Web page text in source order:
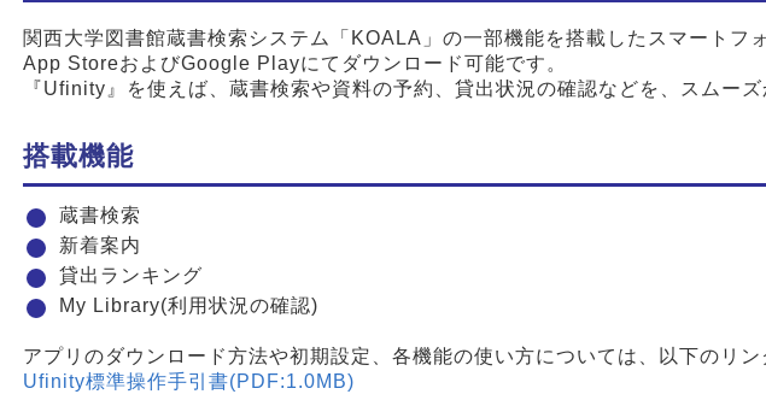
関西大学図書館蔵書検索システム「KOALA」の一部機能を搭載したスマートフ
App StoreおよびGoogle Playにてダウンロード可能です。
『Ufinity』を使えば、蔵書検索や資料の予約、貸出状況の確認などを、スムー
搭載機能
蔵書検索
新着案内
貸出ランキング
My Library(利用状況の確認)
アプリのダウンロード方法や初期設定、各機能の使い方については、以下のリン
Ufinity標準操作手引書(PDF:1.0MB)